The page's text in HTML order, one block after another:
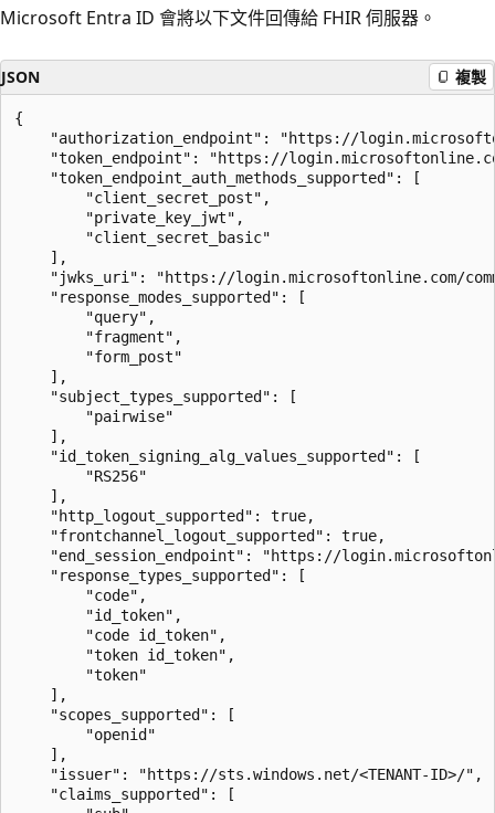
Microsoft Entra ID 會將以下文件回傳給 FHIR 伺服器。
JSON 複製
{
"authorization_endpoint": "https://
"token_endpoint": "https://
    "token_endpoint_auth_methods_supported": [
        "client_secret_post",
        "private_key_jwt",
        "client_secret_basic"
    ],
"jwks_uri": "https://login.microsoftonline.com/
    "response_modes_supported": [
        "query",
        "fragment",
        "form_post"
    ],
    "subject_types_supported": [
        "pairwise"
    ],
    "id_token_signing_alg_values_supported": [
        "RS256"
    ],
    "http_logout_supported": true,
    "frontchannel_logout_supported": true,
"end_session_endpoint": "https://
    "response_types_supported": [
        "code",
        "id_token",
        "code id_token",
        "token id_token",
        "token"
    ],
    "scopes_supported": [
        "openid"
    ],
    "issuer": "https://sts.windows.net/<TENANT-ID>/",
    "claims_supported": [